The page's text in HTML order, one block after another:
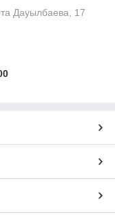
Дауылбаева, 17